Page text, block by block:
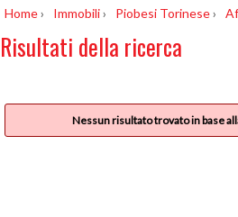
Home› Immobili› Piobesi Torinese›
Risultati della ricerca
Nessun risultato trovato in base